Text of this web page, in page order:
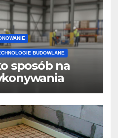
BUDOWLANE
sposób na
i